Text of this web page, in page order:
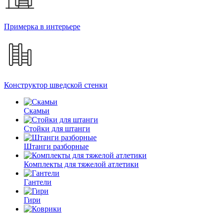
Примерка в интерьере
Конструктор шведской стенки
Скамьи
Стойки для штанги
Штанги разборные
Комплекты для тяжелой атлетики
Гантели
Гири